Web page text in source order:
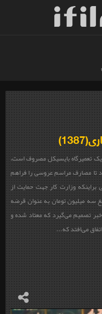
تعمیرگاه بایسیکل مصروف است،
تا مصارف مراسم عروسی را فراهم
وزارت کار جهت حمایت از
سه میلیون تومان به عنوان قرضه
تصمیم می‌گیرد که معتاد شده و
می‌افتد که...